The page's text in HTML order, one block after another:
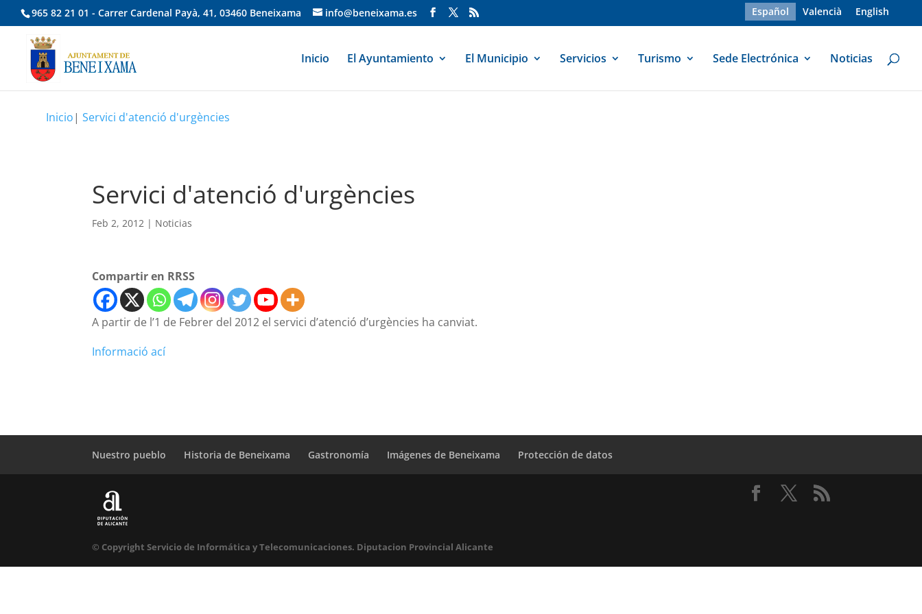
965 82 21 01 - Carrer Cardenal Payà, 41, 03460 Beneixama info@beneixama.es Español Valencià English
Inicio El Ayuntamiento El Municipio Servicios Turismo Sede Electrónica Noticias
Inicio|Servici d'atenció d'urgències
Servici d'atenció d'urgències
Feb 2, 2012 | Noticias
Compartir en RRSS
A partir de l’1 de Febrer del 2012 el servici d’atenció d’urgències ha canviat.
Informació ací
Nuestro pueblo Historia de Beneixama Gastronomía Imágenes de Beneixama Protección de datos
© Copyright Servicio de Informática y Telecomunicaciones. Diputacion Provincial Alicante